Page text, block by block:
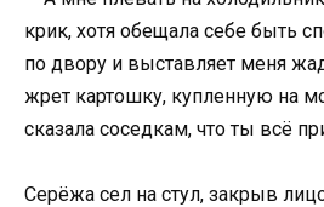
крик, хотя обещала себе быть
по двору и выставляет меня
жрет картошку, купленную на
сказала соседкам, что ты всё
Серёжа сел на стул, закрыв